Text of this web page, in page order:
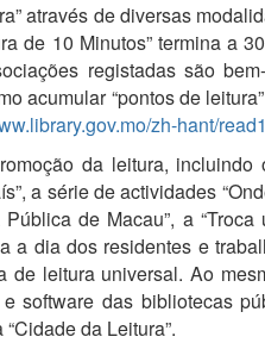
através de diversas
de 10 Minutos” termina a
registadas são
acumular “pontos de
zh-hant/
da leitura, incluindo
a série de actividades
de Macau”, a
a dia dos residentes e
leitura universal. Ao
das bibliotecas
da Leitura”.